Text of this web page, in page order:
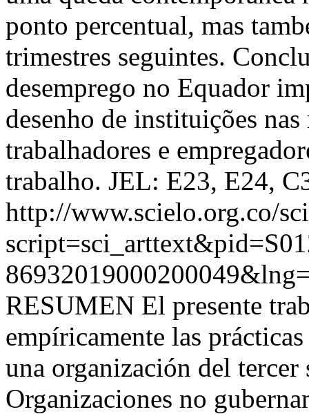
ponto percentual, mas
trimestres seguintes.
desemprego no Equador
desenho de instituições
trabalhadores e
trabalho. JEL: E23, E24,
http://www.scielo.org.co/
RESUMEN El presente
empíricamente las
una organización del
Organizaciones no